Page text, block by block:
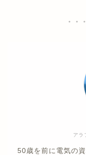
アラ
50歳を前に電気の